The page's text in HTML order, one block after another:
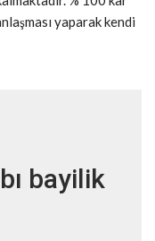
yaparak kendi
bayilik